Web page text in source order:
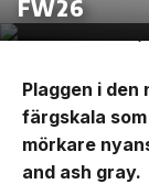
FW26
Plaggen i
färgskala
mörkare
and ash gray.